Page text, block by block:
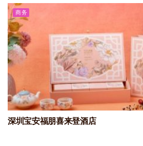
商务
深圳宝安福朋喜来登酒店